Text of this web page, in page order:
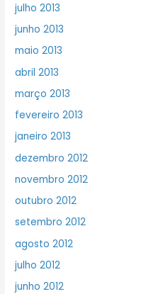
julho 2013
junho 2013
maio 2013
abril 2013
março 2013
fevereiro 2013
janeiro 2013
dezembro 2012
novembro 2012
outubro 2012
setembro 2012
agosto 2012
julho 2012
junho 2012